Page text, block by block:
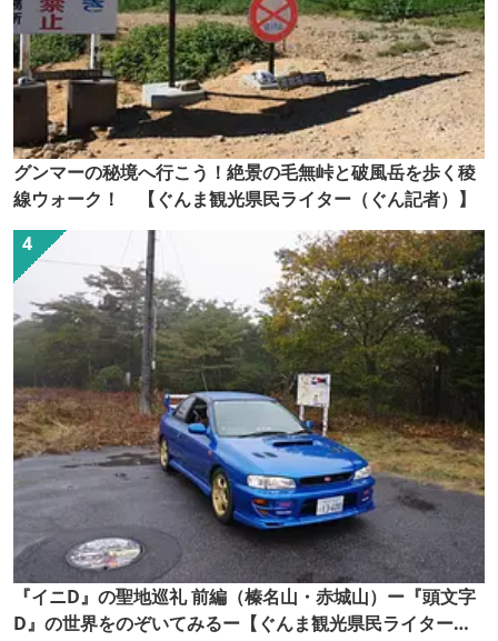
グンマーの秘境へ行こう！絶景の毛無峠と破風岳を歩く稜
線ウォーク！ 【ぐんま観光県民ライター（ぐん記者）】
『イニD』の聖地巡礼 前編（榛名山・赤城山）ー『頭文字
D』の世界をのぞいてみるー【ぐんま観光県民ライター